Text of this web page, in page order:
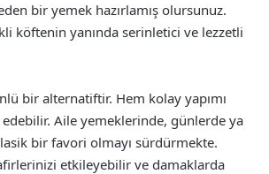
bir yemek hazırlamış olursunuz.
köftenin yanında serinletici ve lezzetli
bir alternatiftir. Hem kolay yapımı
Aile yemeklerinde, günlerde ya
bir favori olmayı sürdürmekte.
etkileyebilir ve damaklarda